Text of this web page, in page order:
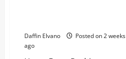
Daffin Elvano
Posted on 2 weeks
ago